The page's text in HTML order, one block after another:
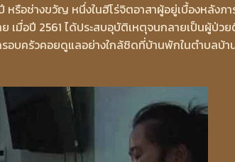
หรือช่างขวัญ หนึ่งในฮีโร่จิตอาสาผู้อยู่เบื้องหลังภ
เมื่อปี 2561 ได้ประสบอุบัติเหตุจนกลายเป็นผู้ป่ว
รอบครัวคอยดูแลอย่างใกล้ชิดที่บ้านพักในตำบลบ้า